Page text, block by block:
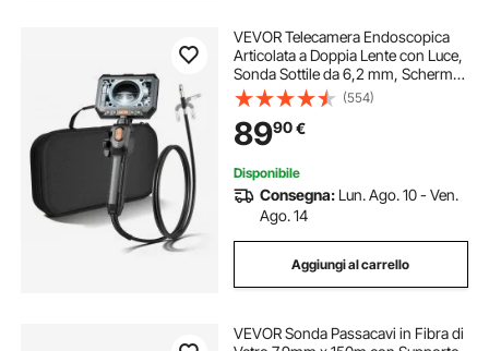
organizer per trucchi con specchio
raccordo con perno filettato
scolapiatti con drenaggio
passeggino con poggiapiedi
VEVOR Telecamera Endoscopica
Articolata a Doppia Lente con Luce,
Sonda Sottile da 6,2 mm, Schermo
IPS HD da 5'', Funzione Schermo
Diviso, Zoom 8x, Cavo
Impermeabile IP67 da 1,5 m, per
Auto e Idraulica
(554)
8990€
Disponibile
Consegna: Lun. Ago. 10 - Ven.
Ago. 14
Aggiungi al carrello
VEVOR Sonda Passacavi in Fibra di